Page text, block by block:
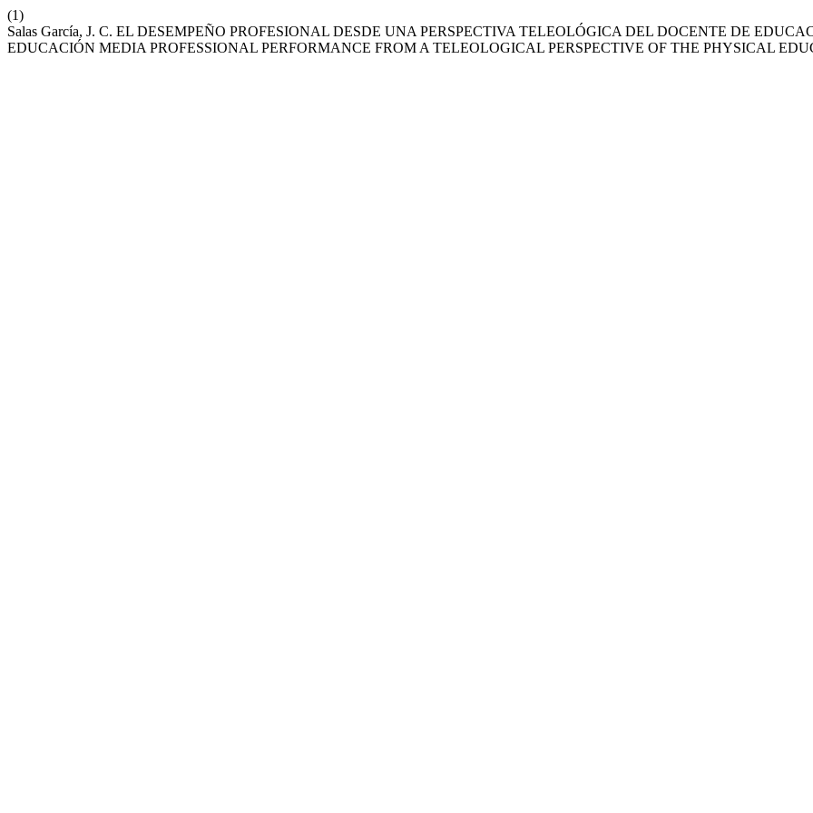
(1)
Salas García, J. C. EL DESEMPEÑO PROFESIONAL DESDE UNA PERSPECTIVA TELEOLÓGICA DEL DOCENTE DE
EDUCACIÓN MEDIA PROFESSIONAL PERFORMANCE FROM A TELEOLOGICAL PERSPECTIVE OF THE PHYSICAL